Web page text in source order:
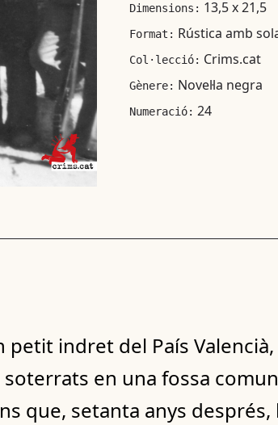
Dimensions: 13,5 x 21,5
Format: Rústica amb
Col·lecció: Crims.cat
Gènere: Novel·la negra
Numeració: 24
indret del País
en una fossa
que, setanta anys després,